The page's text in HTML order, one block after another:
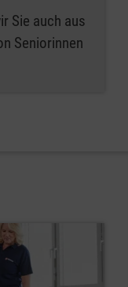
Sie auch aus
Seniorinnen